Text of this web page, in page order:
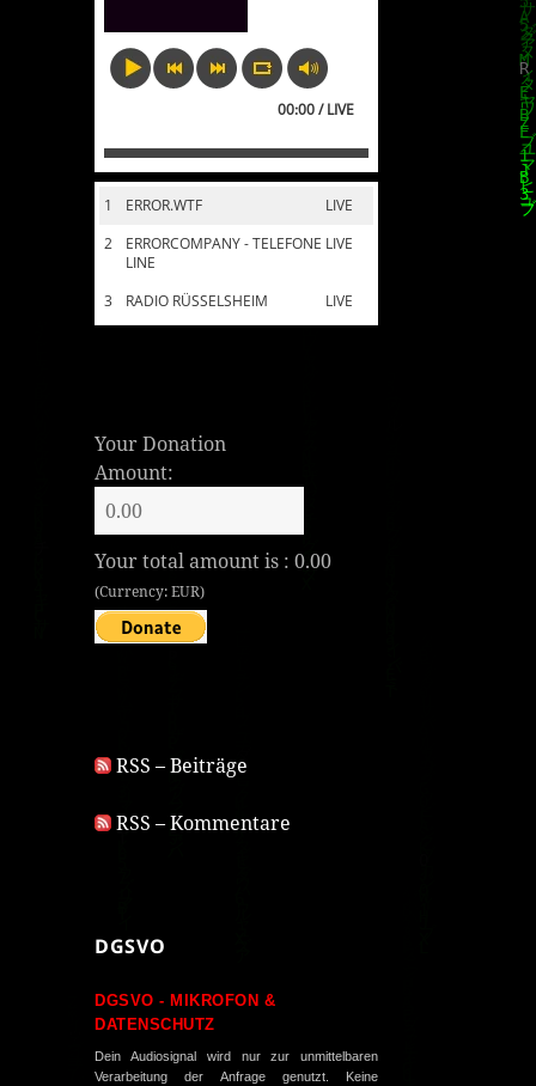
00:00 / LIVE
1 LIVE
ERROR.WTF
2
LIVE
ERRORCOMPANY - TELEFONE
LINE
3
LIVE
RADIO RÜSSELSHEIM
Your Donation
Amount:
Your total amount is :0.00
(Currency: EUR)
RSS – Beiträge
RSS – Kommentare
DGSVO
DGSVO - MIKROFON &
DATENSCHUTZ
Dein Audiosignal wird nur zur unmittelbaren
Verarbeitung der Anfrage genutzt. Keine